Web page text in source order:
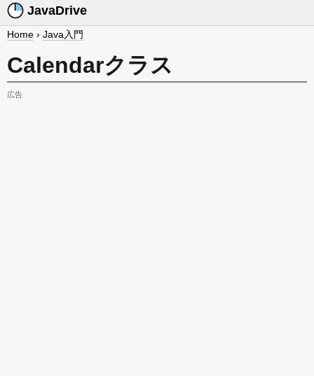
JavaDrive
Home › Java入門
Calendarクラス
広告